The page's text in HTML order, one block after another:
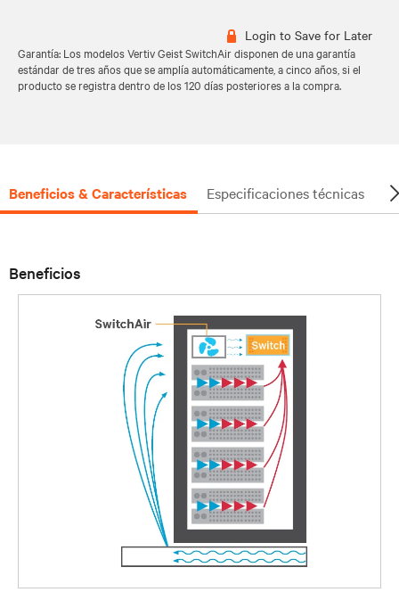
Login to Save for Later
Garantía: Los modelos Vertiv Geist SwitchAir disponen de una garantía
estándar de tres años que se amplía automáticamente, a cinco años, si el
producto se registra dentro de los 120 días posteriores a la compra.
Beneficios & Características Especificaciones técnicas
Beneficios